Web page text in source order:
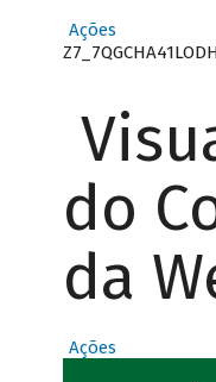
Ações
do
da
Ações